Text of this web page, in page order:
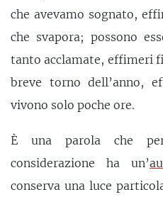
che avevamo sognato,
che svapora; possono
tanto acclamate, effimeri
breve torno dell’anno,
vivono solo poche ore.
È una parola che
considerazione ha un’
conserva una luce